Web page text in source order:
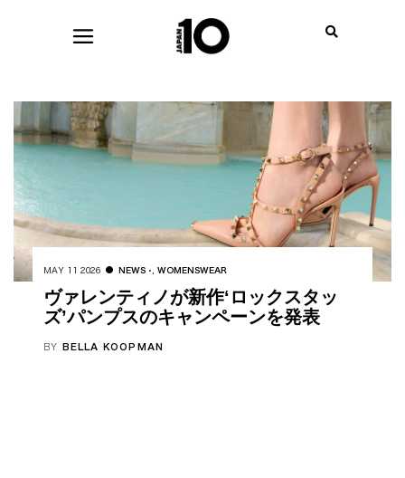
MAY 11 2026 NEWS WOMENSWEAR
ヴァレンティノが新作‘ロックスタッ
ズ’パンプスのキャンペーンを発表
BY BELLA KOOPMAN